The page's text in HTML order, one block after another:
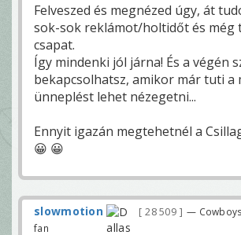
Felveszed és megnézed úgy, át
sok-sok reklámot/holtidőt és még
csapat.
Így mindenki jól járna! És a végén
bekapcsolhatsz, amikor már tuti a
ünneplést lehet nézegetni...
Ennyit igazán megtehetnél a
😀 😀
slowmotion 28 509
— Cowboys
fan